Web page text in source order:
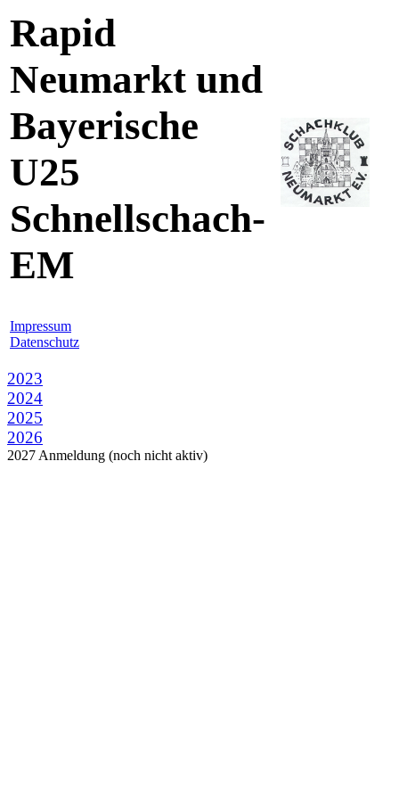
Rapid
Neumarkt und
Bayerische
U25
Schnellschach-
EM
Impressum
Datenschutz
2023
2024
2025
2026
2027 Anmeldung (noch nicht aktiv)